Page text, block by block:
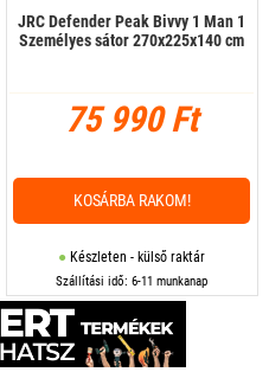
JRC Defender Peak Bivvy 1 Man 1
Személyes sátor 270x225x140 cm
75 990 Ft
Készleten - külső raktár
Szállítási idő: 6-11 munkanap
KOSÁRBA RAKOM!